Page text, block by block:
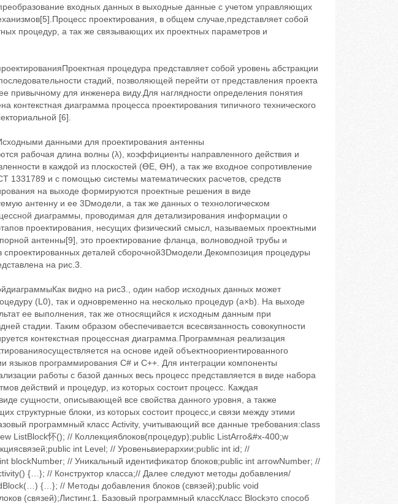
входных данных в выходные данные с учетом управляющих
проектирования, в общем случае,представляет собой
процедур, а так же связывающих их проектных параметров и
процедура представляет собой уровень абстракции
стадий, позволяющей перейти от представления проекта
привычному для инженера виду.Для наглядности определения понятия
контекстная диаграмма процесса проектирования типичного технического
[6].
данными для проектирования антенны
рабочая длина волны (λ), коэффициенты направленного действия и
в каждой из плоскостей (ϴE, ϴH), а так же входное сопротивление
1331789 и с помощью системы математических расчетов, средств
на выходе формируются проектные решения в виде
антенну и ее 3Dмодели, а так же данных о технологическом
диаграммы, проводимая для детализирования информации о
проектирования, несущих физический смысл, называемых проектными
антенны[9], это проектирование фланца, волноводной трубы и
деталей сборочной3Dмодели.Декомпозиция процедуры
на рис.3.
видно на рис3., один набор исходных данных может
(L0), так и одновременно на несколько процедур (a×b). На выходе
ее выполнения, так же относящийся к исходным данным при
стадии. Таким образом обеспечивается всесвязанность совокупности
контекстная процессная диаграмма.Программная реализация
на основе идей объектноориентированного
языков программирования C# и C++. Для интеграции компоненты
работы с базой данных весь процесс представляется в виде набора
действий и процедур, из которых состоит процесс. Каждая
сущности, описывающей все свойства данного уровня, а также
структурные блоки, из которых состоит процесс,и связи между этими
программный класс Activity, учитывающий все данные требования:class
ListBlock怀(); // Коллекцияблоков(процедур);public ListArro&#x-400;w
int Level; // Уровеньвиерархии;public int id; //
blockNumber; // Уникальный идентификатор блоков;public int arrowNumber; //
{…}; // Конструктор класса;// Далее следуют методы добавления/
{…}; // Методы добавления блоков (связей);public void
(связей);Листинг.1. Базовый программный классКласс Block‬это способ